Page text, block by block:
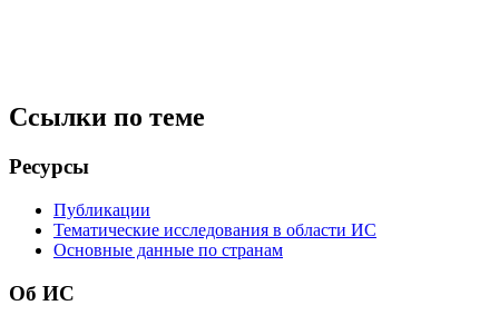
Ссылки по теме
Ресурсы
Публикации
Тематические исследования в области ИС
Основные данные по странам
Об ИС